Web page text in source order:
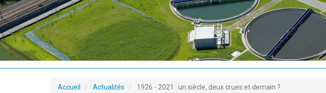
Accueil Actualités 1926 - 2021 : un siècle, deux crues et demain ?